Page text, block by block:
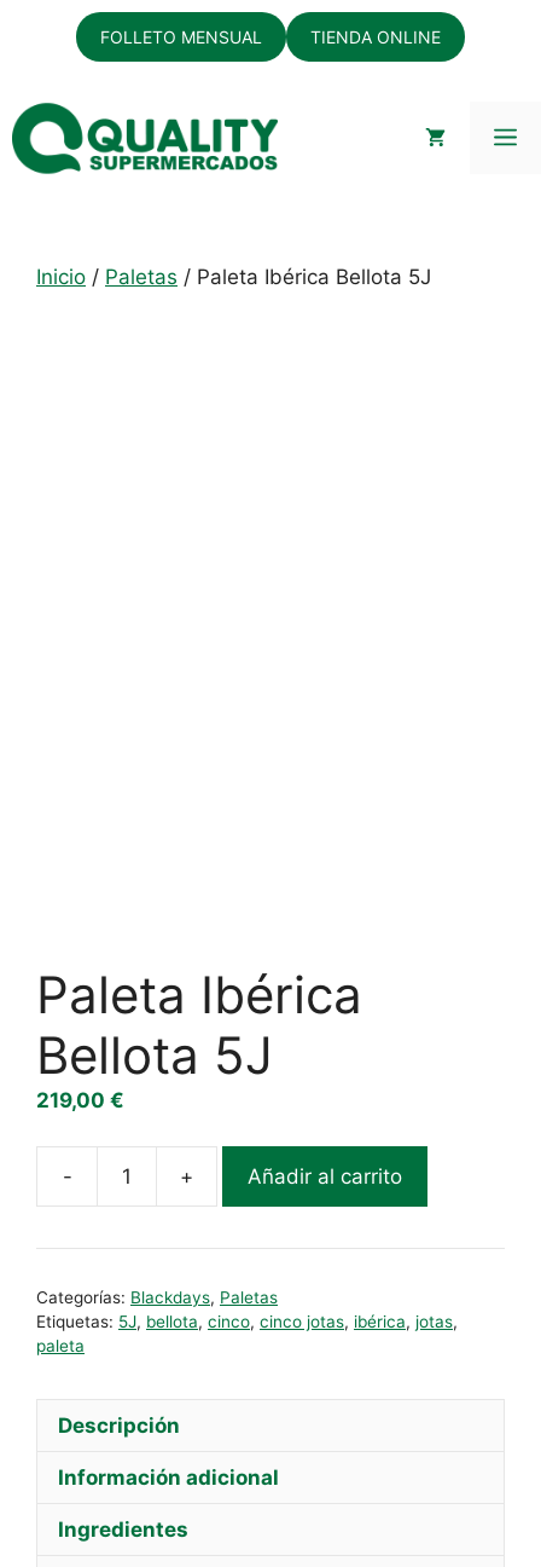
FOLLETO MENSUAL TIENDA ONLINE
Inicio / Paletas / Paleta Ibérica Bellota 5J
Paleta Ibérica
Bellota 5J
219,00 €
Paleta
Bellota
cantidad
Añadir al carrito
Categorías: Blackdays, Paletas
Etiquetas: 5J, bellota, cinco, cinco jotas, ibérica, jotas,
paleta
Descripción
Información adicional
Ingredientes